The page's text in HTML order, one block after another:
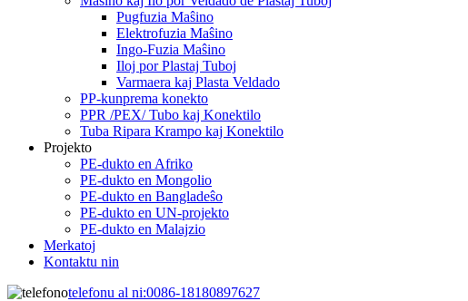
Pugfuzia Maŝino
Elektrofuzia Maŝino
Ingo-Fuzia Maŝino
Iloj por Plastaj Tuboj
Varmaera kaj Plasta Veldado
PP-kunprema konekto
PPR /PEX/ Tubo kaj Konektilo
Tuba Ripara Krampo kaj Konektilo
Projekto
PE-dukto en Afriko
PE-dukto en Mongolio
PE-dukto en Bangladeŝo
PE-dukto en UN-projekto
PE-dukto en Malajzio
Merkatoj
Kontaktu nin
telefonu al ni:0086-18180897627